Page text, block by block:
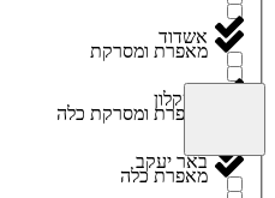
מאפרת ומסרקת
מאפרת ומסרקת כלה
מאפרת כלה
אשדוד
אשקלון
באר יעקב